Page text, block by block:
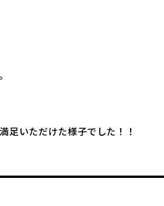
足いただけた様子でした！！